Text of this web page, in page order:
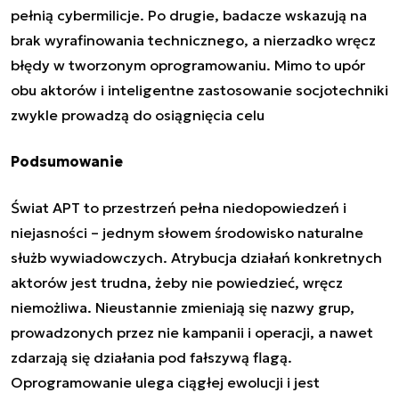
pełnią cybermilicje. Po drugie, badacze wskazują na
brak wyrafinowania technicznego, a nierzadko wręcz
błędy w tworzonym oprogramowaniu. Mimo to upór
obu aktorów i inteligentne zastosowanie socjotechniki
zwykle prowadzą do osiągnięcia celu
Podsumowanie
Świat APT to przestrzeń pełna niedopowiedzeń i
niejasności – jednym słowem środowisko naturalne
służb wywiadowczych. Atrybucja działań konkretnych
aktorów jest trudna, żeby nie powiedzieć, wręcz
niemożliwa. Nieustannie zmieniają się nazwy grup,
prowadzonych przez nie kampanii i operacji, a nawet
zdarzają się działania pod fałszywą flagą.
Oprogramowanie ulega ciągłej ewolucji i jest